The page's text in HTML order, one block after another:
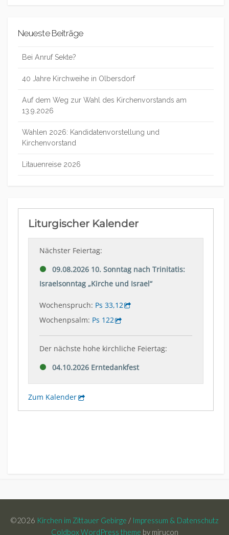
Neueste Beiträge
Bei Anruf Sekte?
40 Jahre Kirchweihe in Olbersdorf
Auf dem Weg zur Wahl des Kirchenvorstands am
13.9.2026
Wahlen 2026: Kandidatenvorstellung und
Kirchenvorstand
Litauenreise 2026
©2026 Kirchen im Zittauer Gebirge / Impressum & Datenschutz
Coldbox WordPress theme by mirucon